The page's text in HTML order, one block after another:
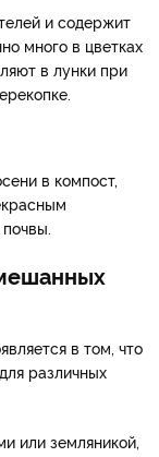
и содержит
много в цветках
в лунки при
в компост,
в том, что
различных
или земляникой,